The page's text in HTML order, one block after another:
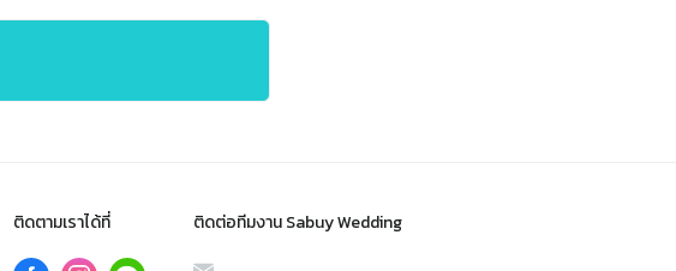
ติดตามเราได้ที่ ติดต่อทีมงาน Sabuy Wedding